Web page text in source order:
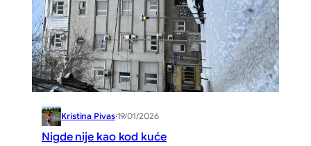
Kristina Pivas·19/01/2026
Nigde nije kao kod kuće